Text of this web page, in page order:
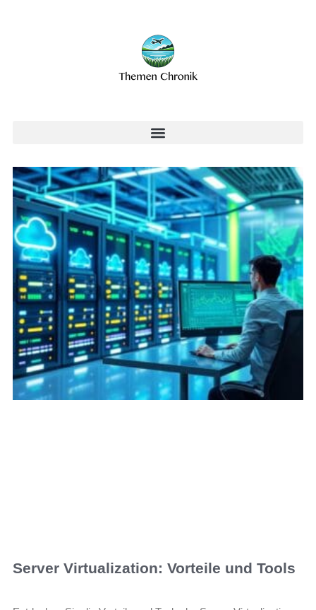
Server Virtualization: Vorteile und Tools